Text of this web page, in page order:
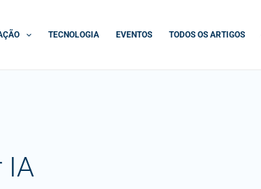
TECNOLOGIA EVENTOS TODOS OS ARTIGOS
IA